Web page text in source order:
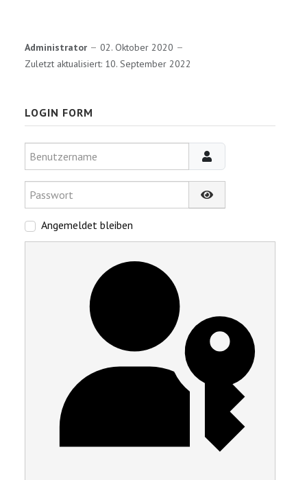
Administrator
02. Oktober 2020
Zuletzt aktualisiert: 10. September 2022
LOGIN FORM
Benutzername
Passwort
Passwort anzeigen
Angemeldet bleiben